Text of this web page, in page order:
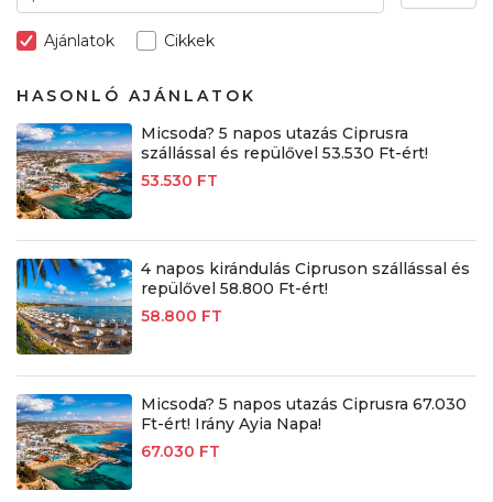
Ajánlatok Cikkek
HASONLÓ AJÁNLATOK
Micsoda? 5 napos utazás Ciprusra
szállással és repülővel 53.530 Ft-ért!
53.530 FT
4 napos kirándulás Cipruson szállással és
repülővel 58.800 Ft-ért!
58.800 FT
Micsoda? 5 napos utazás Ciprusra 67.030
Ft-ért! Irány Ayia Napa!
67.030 FT